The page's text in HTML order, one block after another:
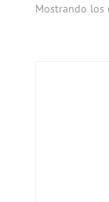
Mostrando los